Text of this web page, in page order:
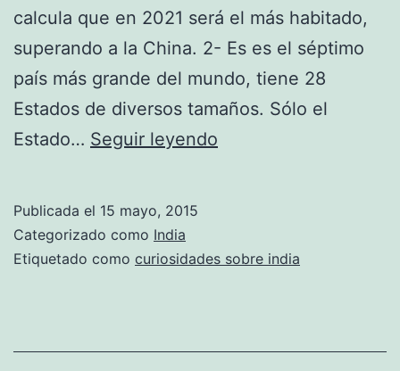
calcula que en 2021 será el más habitado,
superando a la China. 2- Es es el séptimo
país más grande del mundo, tiene 28
Estados de diversos tamaños. Sólo el
Estado… Seguir leyendo
India
Publicada el 15 mayo, 2015
Categorizado como India
Etiquetado como curiosidades sobre india